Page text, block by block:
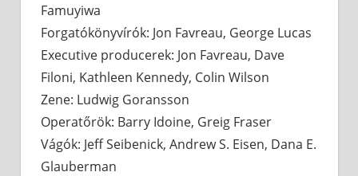
Famuyiwa
Forgatókönyvírók: Jon Favreau, George Lucas
Executive producerek: Jon Favreau, Dave
Filoni, Kathleen Kennedy, Colin Wilson
Zene: Ludwig Goransson
Operatőrök: Barry Idoine, Greig Fraser
Vágók: Jeff Seibenick, Andrew S. Eisen, Dana E.
Glauberman